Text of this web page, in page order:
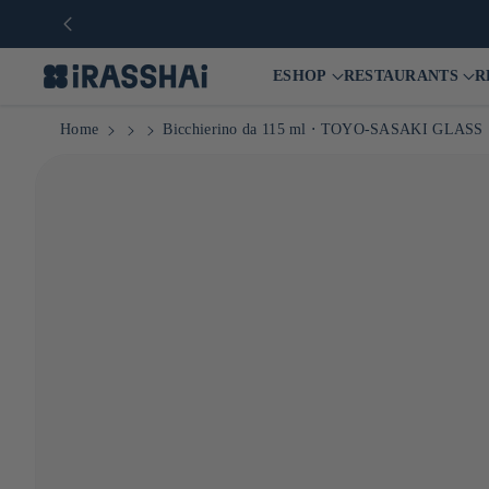
🛒 Negozio online di
ESHOP RESTAURANTS
Home Bicchierino da 115 ml ⋅ TOYO-SASAKI GLASS